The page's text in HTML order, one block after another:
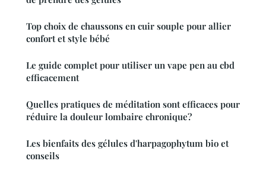
Top choix de chaussons en cuir souple pour allier
confort et style bébé
Le guide complet pour utiliser un vape pen au cbd
efficacement
Quelles pratiques de méditation sont efficaces pour
réduire la douleur lombaire chronique?
Les bienfaits des gélules d'harpagophytum bio et
conseils